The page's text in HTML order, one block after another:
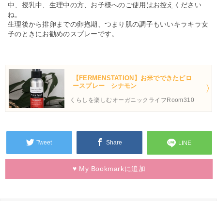
中、授乳中、生理中の方、お子様へのご使用はお控えください
ね。
生理後から排卵までの卵抱期、つまり肌の調子もいいキラキラ女
子のときにお勧めのスプレーです。
【FERMENSTATION】お米でできたピロ
ースプレー シナモン
くらしを楽しむオーガニックライフRoom310
Tweet Share LINE
♥ My Bookmarkに追加